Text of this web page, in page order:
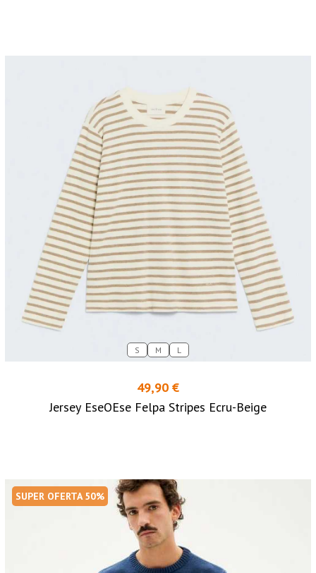
S M L
49,90 €
Jersey EseOEse Felpa Stripes Ecru-Beige
SUPER OFERTA 50%